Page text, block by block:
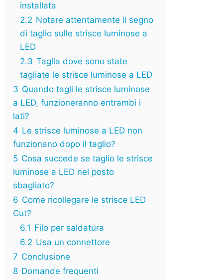
installata
2.2 Notare attentamente il segno
di taglio sulle strisce luminose a
LED
2.3 Taglia dove sono state
tagliate le strisce luminose a LED
3 Quando tagli le strisce luminose
a LED, funzioneranno entrambi i
lati?
4 Le strisce luminose a LED non
funzionano dopo il taglio?
5 Cosa succede se taglio le strisce
luminose a LED nel posto
sbagliato?
6 Come ricollegare le strisce LED
Cut?
6.1 Filo per saldatura
6.2 Usa un connettore
7 Conclusione
8 Domande frequenti